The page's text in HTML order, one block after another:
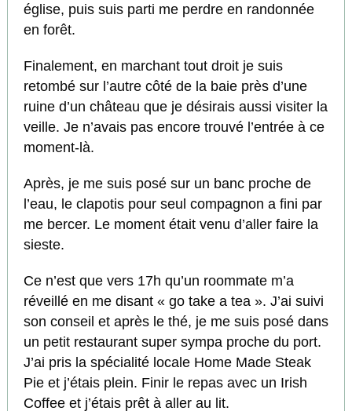
église, puis suis parti me perdre en randonnée
en forêt.
Finalement, en marchant tout droit je suis
retombé sur l’autre côté de la baie près d’une
ruine d’un château que je désirais aussi visiter la
veille. Je n’avais pas encore trouvé l’entrée à ce
moment-là.
Après, je me suis posé sur un banc proche de
l’eau, le clapotis pour seul compagnon a fini par
me bercer. Le moment était venu d’aller faire la
sieste.
Ce n’est que vers 17h qu’un roommate m’a
réveillé en me disant « go take a tea ». J’ai suivi
son conseil et après le thé, je me suis posé dans
un petit restaurant super sympa proche du port.
J’ai pris la spécialité locale Home Made Steak
Pie et j’étais plein. Finir le repas avec un Irish
Coffee et j’étais prêt à aller au lit.